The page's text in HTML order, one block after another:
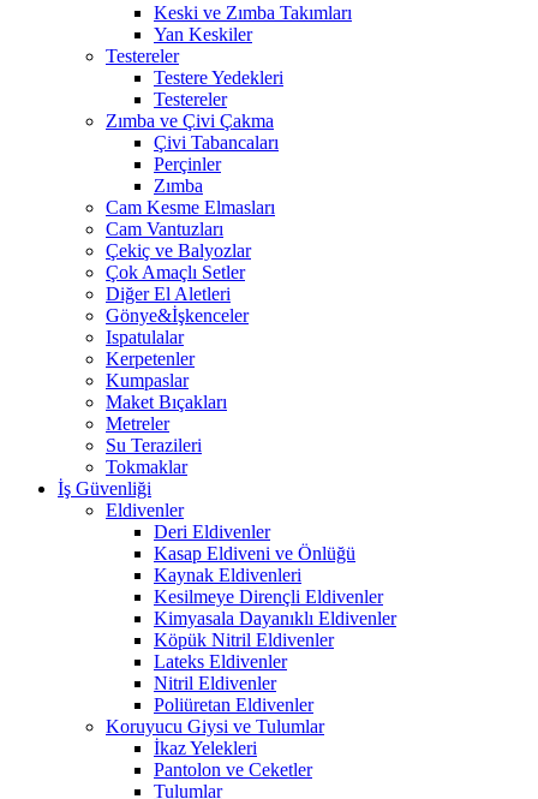
Keski ve Zımba Takımları
Yan Keskiler
Testereler
Testere Yedekleri
Testereler
Zımba ve Çivi Çakma
Çivi Tabancaları
Perçinler
Zımba
Cam Kesme Elmasları
Cam Vantuzları
Çekiç ve Balyozlar
Çok Amaçlı Setler
Diğer El Aletleri
Gönye&İşkenceler
Ispatulalar
Kerpetenler
Kumpaslar
Maket Bıçakları
Metreler
Su Terazileri
Tokmaklar
İş Güvenliği
Eldivenler
Deri Eldivenler
Kasap Eldiveni ve Önlüğü
Kaynak Eldivenleri
Kesilmeye Dirençli Eldivenler
Kimyasala Dayanıklı Eldivenler
Köpük Nitril Eldivenler
Lateks Eldivenler
Nitril Eldivenler
Poliüretan Eldivenler
Koruyucu Giysi ve Tulumlar
İkaz Yelekleri
Pantolon ve Ceketler
Tulumlar